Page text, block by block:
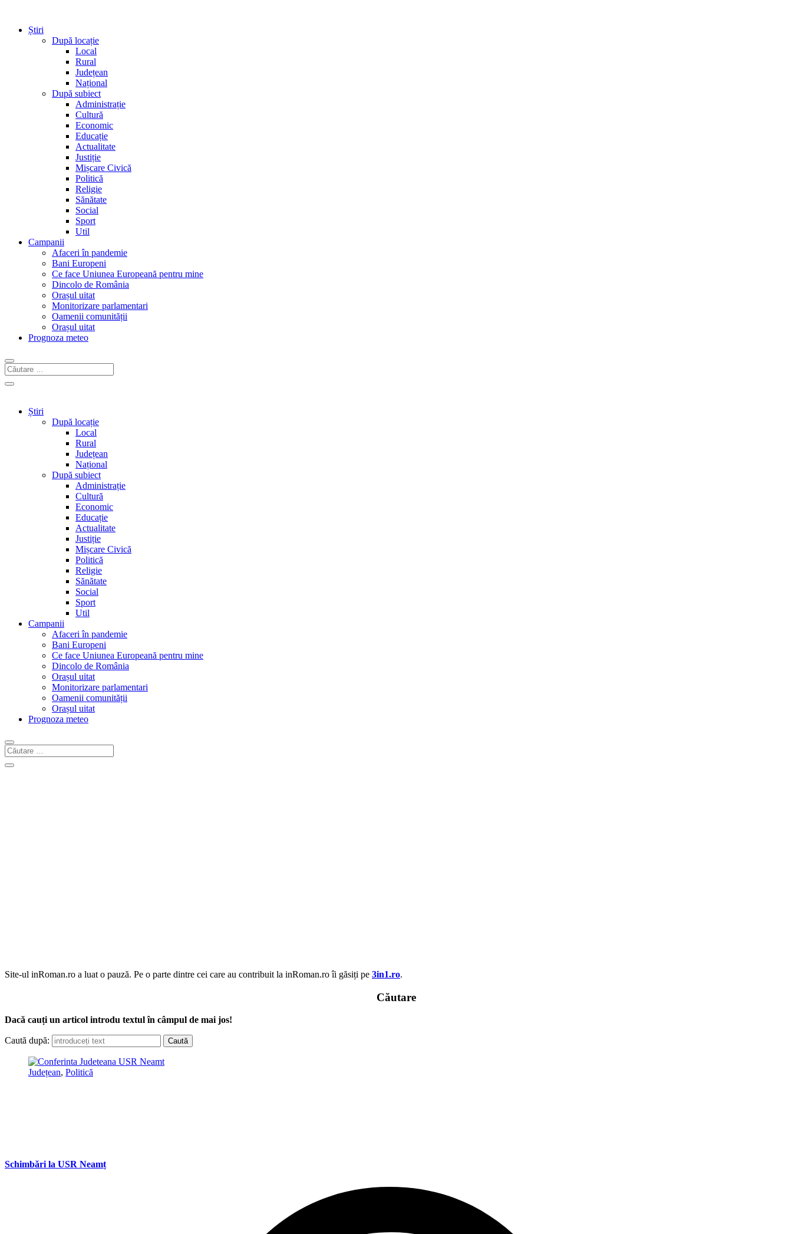
Știri
După locație
Local
Rural
Județean
Național
După subiect
Administrație
Cultură
Economic
Educație
Actualitate
Justiție
Mișcare Civică
Politică
Religie
Sănătate
Social
Sport
Util
Campanii
Afaceri în pandemie
Bani Europeni
Ce face Uniunea Europeană pentru mine
Dincolo de România
Orașul uitat
Monitorizare parlamentari
Oamenii comunității
Orașul uitat
Prognoza meteo
Știri
După locație
Local
Rural
Județean
Național
După subiect
Administrație
Cultură
Economic
Educație
Actualitate
Justiție
Mișcare Civică
Politică
Religie
Sănătate
Social
Sport
Util
Campanii
Afaceri în pandemie
Bani Europeni
Ce face Uniunea Europeană pentru mine
Dincolo de România
Orașul uitat
Monitorizare parlamentari
Oamenii comunității
Orașul uitat
Prognoza meteo
Site-ul inRoman.ro a luat o pauză. Pe o parte dintre cei care au contribuit la inRoman.ro îi găsiți pe 3in1.ro.
Căutare
Dacă cauți un articol introdu textul în câmpul de mai jos!
Caută după:
Județean, Politică
Schimbări la USR Neamț